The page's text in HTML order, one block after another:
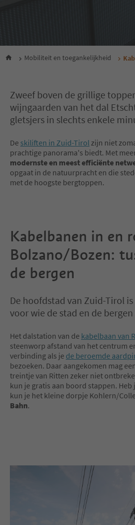
Mobiliteit en toegankelijkheid
Zweef boven de grillige
wijngaarden van het dal
gletsjers in slechts enkele
De skiliften in Zuid-Tirolzijn niet
prachtige panorama's biedt. Met
modernste en meest efficiënte
opgaat in de natuurpracht en die
met de hoogste bergtoppen.
Kabelbanen in en
Bolzano/Bozen:
de bergen
De hoofdstad van Zuid-Tirol
voor wie de stad en de
Het dalstation van de kabelbaan van
steenworp afstand van het centrum
verbinding als je de beroemde
bezoeken. Daar aangekomen mag
treintje van Ritten zeker niet
kun je gratis aan boord stappen. Heb
kun je het kleine dorpje Kohlern/
Bahn.